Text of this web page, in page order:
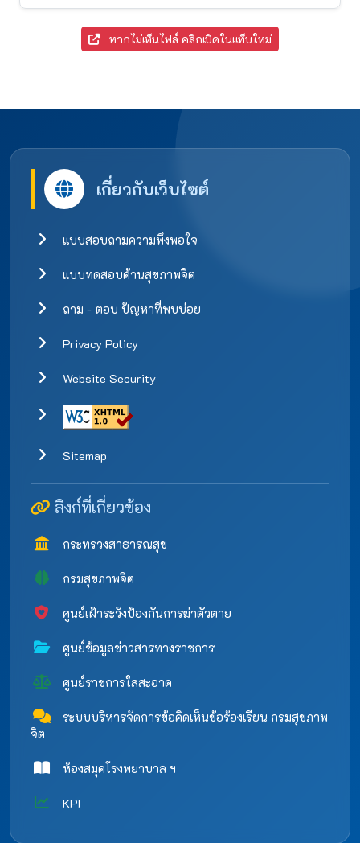
หากไม่เห็นไฟล์ คลิกเปิดในแท็บใหม่
เกี่ยวกับเว็บไซต์
แบบสอบถามความพึงพอใจ
แบบทดสอบด้านสุขภาพจิต
ถาม - ตอบ ปัญหาที่พบบ่อย
Privacy Policy
Website Security
Sitemap
ลิงก์ที่เกี่ยวข้อง
กระทรวงสาธารณสุข
กรมสุขภาพจิต
ศูนย์เฝ้าระวังป้องกันการฆ่าตัวตาย
ศูนย์ข้อมูลข่าวสารทางราชการ
ศูนย์ราชการใสสะอาด
ระบบบริหารจัดการข้อคิดเห็นข้อร้องเรียน กรมสุขภาพ
จิต
ห้องสมุดโรงพยาบาล ฯ
KPI